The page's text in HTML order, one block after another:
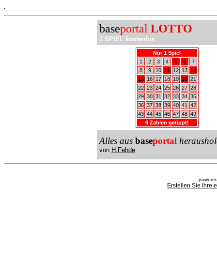
baseportal LOTTO
1 SPIEL kostenlos
Nur 1 Spiel
1
2 3 4 5 6
7
8
9 10 11 12 13 14
15
16 17 18 19 20 21
22 23 24 25 26 27 28
29 30 31 32 33 34 35
36 37 38 39 40 41
42
43 44 45 46 47 48 49
6 Zahlen getippt!
Alles aus baseportal
von H.Fehde
Erstellen Sie Ihre